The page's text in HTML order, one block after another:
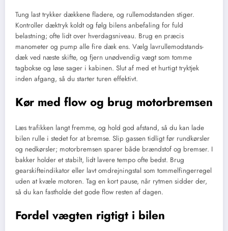
Tung last trykker dækkene fladere, og rullemodstanden stiger.
Kontroller dæktryk koldt og følg bilens anbefaling for fuld
belastning; ofte lidt over hverdagsniveau. Brug en præcis
manometer og pump alle fire dæk ens. Vælg lavrullemodstands-
dæk ved næste skifte, og fjern unødvendig vægt som tomme
tagbokse og løse sager i kabinen. Slut af med et hurtigt tryktjek
inden afgang, så du starter turen effektivt.
Kør med flow og brug motorbremsen
Læs trafikken langt fremme, og hold god afstand, så du kan lade
bilen rulle i stedet for at bremse. Slip gassen tidligt før rundkørsler
og nedkørsler; motorbremsen sparer både brændstof og bremser. I
bakker holder et stabilt, lidt lavere tempo ofte bedst. Brug
gearskifteindikator eller lavt omdrejningstal som tommelfingerregel
uden at kvæle motoren. Tag en kort pause, når rytmen sidder der,
så du kan fastholde det gode flow resten af dagen.
Fordel vægten rigtigt i bilen